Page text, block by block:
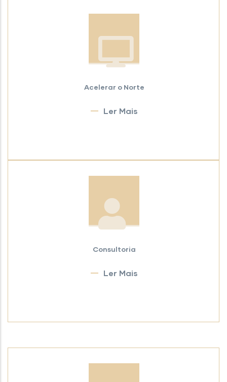
Acelerar o Norte
Ler Mais
Consultoria
Ler Mais